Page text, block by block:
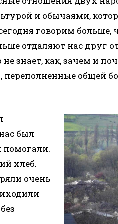
и обычаями,
говорим больше,
отдаляют нас друг
знает, как, зачем и
общей
был
помогали.
хлеб.
очень